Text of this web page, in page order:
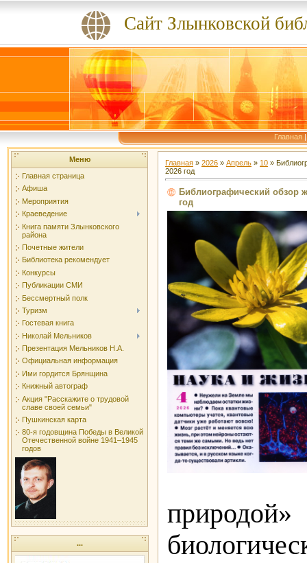
Сайт Злынковской
Главная
Меню
Главная страница
Афиша
Мероприятия
Краеведение
Книга памяти Злынковского
района
Почетные жители
Библиотека рекомендует
Конкурсы
Публикации СМИ
Бессмертный полк
Туризм
Гостевая книга
Николай Мельников
Презентация Мельников Н.А.
Официальная информация
Ими гордится Брянщина
Книжный автограф
Акция "Расскажите о трудовой
славе своей семьи"
Пушкинская карта
80-я годовщина Победы в Великой
Отечественной войне 1941–1945
годов
...
Главная » 2026 » Апрель » 10 »
2026 год
Библиографический обзор
год